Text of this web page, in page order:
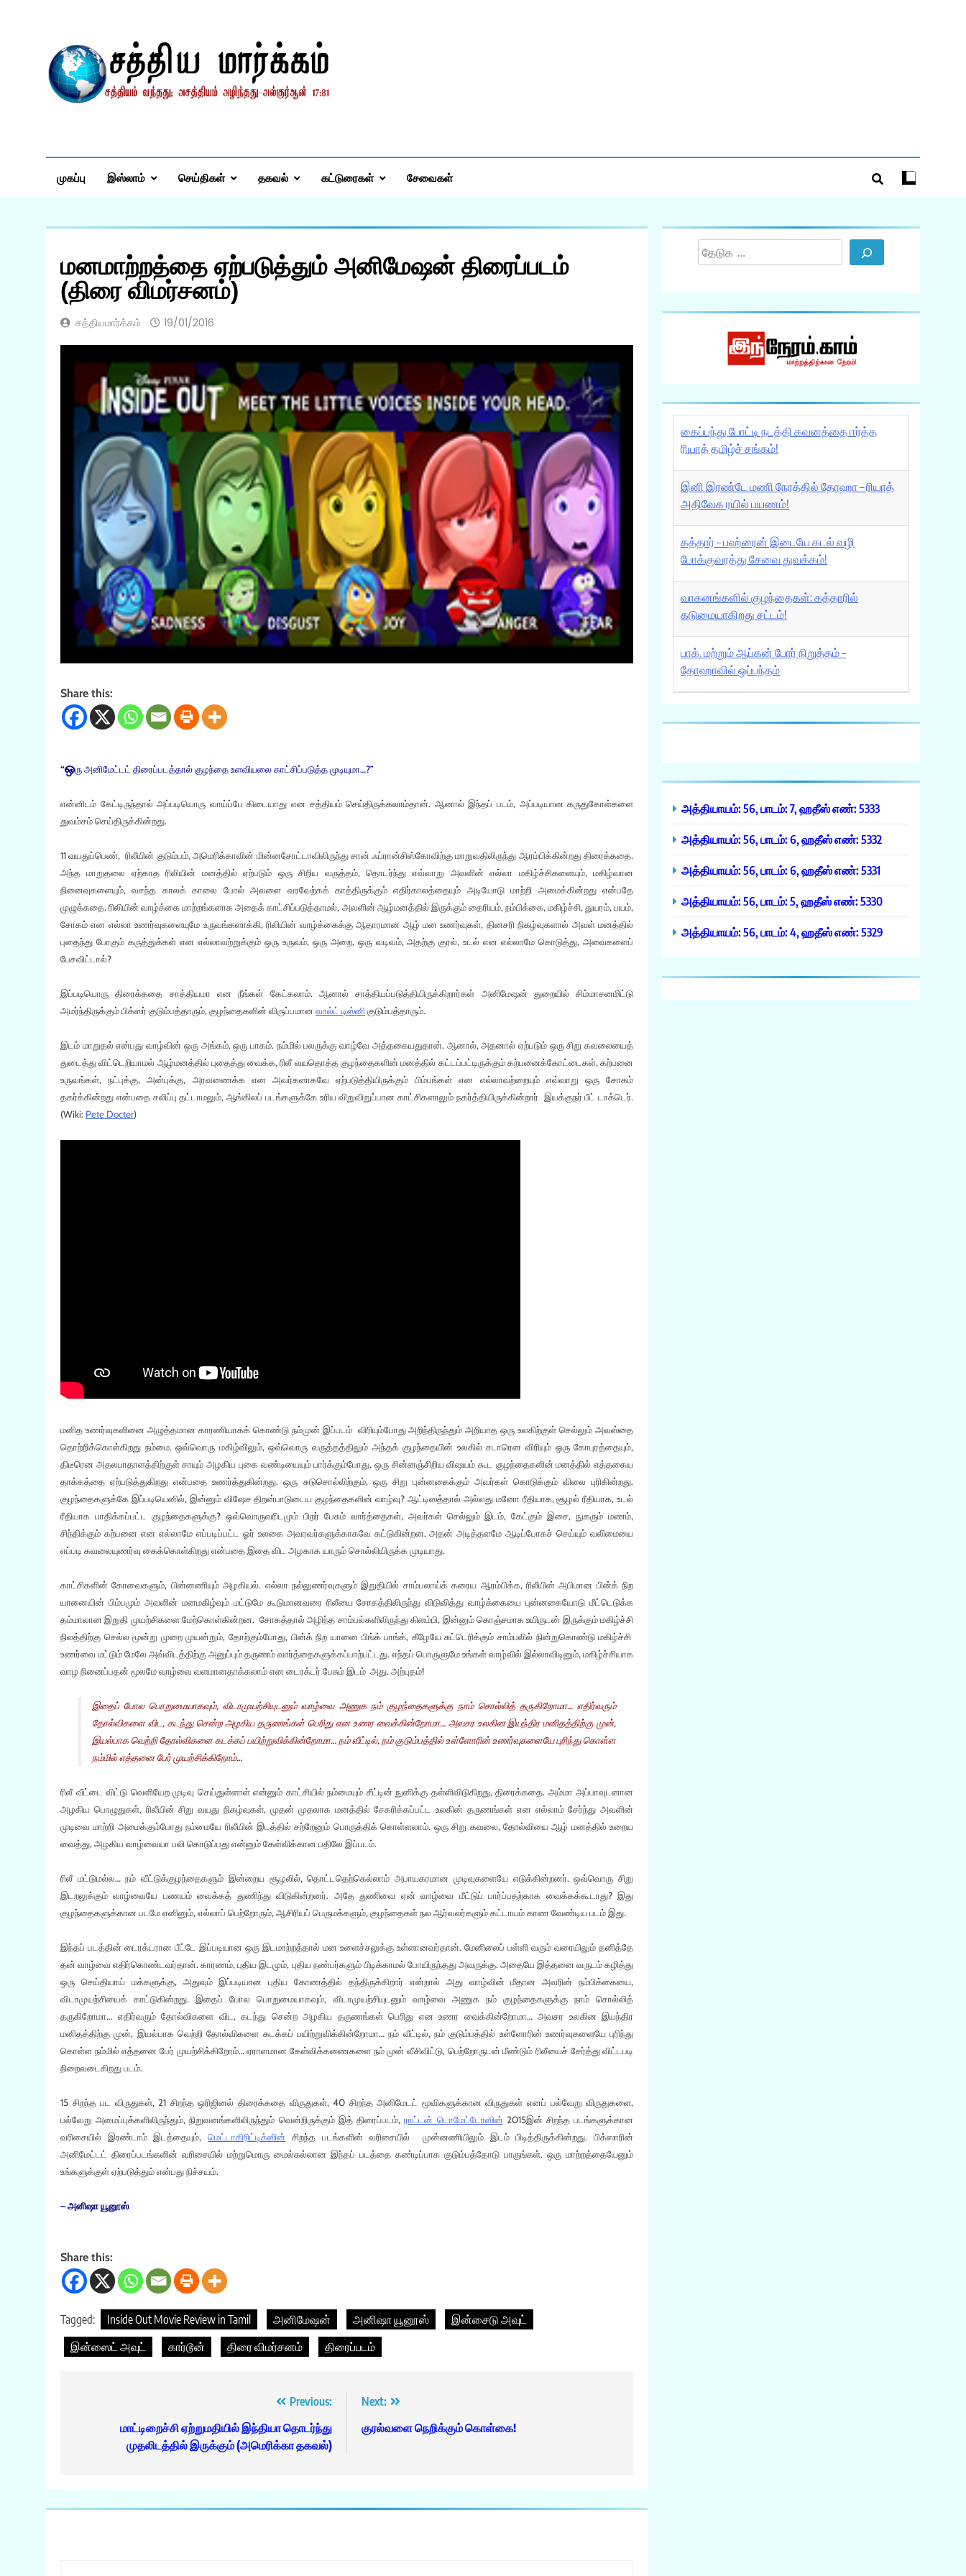
முகப்பு இஸ்லாம் செய்திகள் தகவல் கட்டுரைகள் சேவைகள்
மனமாற்றத்தை ஏற்படுத்தும் அனிமேஷன் திரைப்படம்
(திரை விமர்சனம்)
சத்தியமார்க்கம் 19/01/2016
Share this:
“ஒரு அனிமேட்டட் திரைப்படத்தால் குழந்தை உளவியலை காட்சிப்படுத்த முடியுமா…?”
என்னிடம் கேட்டிருந்தால் அப்படியொரு வாய்ப்பே கிடையாது என சத்தியம் செய்திருக்கலாம்தான். ஆனால் இந்தப் படம், அப்படியான கருதுகோள்களை
துவம்சம் செய்திருக்கின்றது.
11 வயதுப்பெண், ரிலீயின் குடும்பம், அமெரிக்காவின் மின்னசோட்டாவிலிருந்து சான் ஃப்ரான்சிஸ்கோவிற்கு மாறுவதிலிருந்து ஆரம்பிக்கின்றது திரைக்கதை.
அந்த மாறுதலை ஏற்காத ரிலியின் மனத்தில் ஏற்படும் ஒரு சிறிய வருத்தம், தொடர்ந்து எவ்வாறு அவளின் எல்லா மகிழ்ச்சிகளையும், மகிழ்வான
நினைவுகளையும், வசந்த காலக் காலை போல் அவளை வரவேற்கக் காத்திருக்கும் எதிர்காலத்தையும் அடியோடு மாற்றி அமைக்கின்றது என்பதே
முழுக்கதை. ரிலியின் வாழ்க்கை மாற்றங்களாக அதைக் காட்சிப்படுத்தாமல், அவளின் ஆழ்மனத்தில் இருக்கும் தைரியம், நம்பிக்கை, மகிழ்ச்சி, துயரம், பயம்,
சோகம் என எல்லா உணர்வுகளையுமே உருவங்களாக்கி, ரிலியின் வாழ்க்கைக்கு ஆதாரமான ஆழ் மன உணர்வுகள், தினசரி நிகழ்வுகளால் அவள் மனத்தில்
புதைந்து போகும் கருத்துக்கள் என எல்லாவற்றுக்கும் ஒரு உருவம், ஒரு அறை, ஒரு வடிவம், அதற்கு குரல், உடல் என எல்லாமே கொடுத்து, அவைகளைப்
பேசவிட்டால்?
இப்படியொரு திரைக்கதை சாத்தியமா என நீங்கள் கேட்கலாம். ஆனால் சாத்தியப்படுத்தியிருக்கிறார்கள் அனிமேஷன் துறையில் சிம்மாசனமிட்டு
அமர்ந்திருக்கும் பிக்ஸர் குடும்பத்தாரும், குழந்தைகளின் விருப்பமான வால்ட் டிஸ்னிகுடும்பத்தாரும்.
இடம் மாறுதல் என்பது வாழ்வின் ஒரு அங்கம். ஒரு பாகம். நம்மில் பலருக்கு வாழ்வே அத்தகையதுதான். ஆனால், அதனால் ஏற்படும் ஒரு சிறு கவலையைத்
துடைத்து விட்டெறியாமல் ஆழ்மனத்தில் புதைத்து வைக்க, ரிலீ வயதொத்த குழந்தைகளின் மனத்தில் கட்டப்பட்டிருக்கும் கற்பனைக்கோட்டைகள், கற்பனை
உருவங்கள், நட்புக்கு, அன்புக்கு, அரவணைக்க என அவர்களாகவே ஏற்படுத்தியிருக்கும் பிம்பங்கள் என எல்லாவற்றையும் எவ்வாறு ஒரு சோகம்
தகர்க்கின்றது என்பதை சலிப்பு தட்டாமலும், ஆங்கிலப் படங்களுக்கே உரிய விறுவிறுப்பான காட்சிகளாலும் நகர்த்தியிருக்கின்றார் இயக்குநர் பீட் டாக்டெர்.
(Wiki: Pete Docter)
மனித உணர்வுகளினை அழுத்தமான காரணியாகக் கொண்டு நம்முன் இப்படம் விரியும்போது அறிந்திருந்தும் அறியாத ஒரு உலகிற்குள் செல்லும் அவஸ்தை
தொற்றிக்கொள்கிறது நம்மை. ஒவ்வொரு மகிழ்விலும், ஒவ்வொரு வருத்தத்திலும் அந்தக் குழந்தையின் உலகில் சடாரென விரியும் ஒரு கோபுரத்தையும்,
திடீரென அதலபாதாளத்திற்குள் சாயும் அழகிய புகை வண்டியையும் பார்க்கும்போது, ஒரு சின்னஞ்சிறிய விஷயம் கூட குழந்தைகளின் மனத்தில் எத்தகைய
தாக்கத்தை ஏற்படுத்துகிறது என்பதை உணர்த்துகின்றது. ஒரு சுடுசொல்லிற்கும், ஒரு சிறு புன்னகைக்கும் அவர்கள் கொடுக்கும் விலை புரிகின்றது.
குழந்தைகளுக்கே இப்படியெனில், இன்னும் விஷேச திறன்பாடுடைய குழந்தைகளின் வாழ்வு? ஆட்டிஸத்தால் அல்லது மனோ ரீதியாக, சூழல் ரீதியாக, உடல்
ரீதியாக பாதிக்கப்பட்ட குழந்தைகளுக்கு? ஒவ்வொருவரிடமும் பிறர் பேசும் வார்த்தைகள், அவர்கள் செல்லும் இடம், கேட்கும் இசை, நுகரும் மணம்,
சிந்திக்கும் கற்பனை என எல்லாமே எப்படிப்பட்ட ஓர் உலகை அவரவர்களுக்காகவே கட்டுகின்றன, அதன் அடித்தளமே ஆடிப்போகச் செய்யும் வலிமையை
எப்படி கவலையுணர்வு கைக்கொள்கிறது என்பதை இதை விட அழகாக யாரும் சொல்லியிருக்க முடியாது.
காட்சிகளின் கோவைகளும், பின்னணியும் அழகியல். எல்லா நல்லுணர்வுகளும் இறுதியில் சாம்பலாய்க் கரைய ஆரம்பிக்க, ரிலீயின் அபிமான பின்க் நிற
யானையின் பிம்பமும் அவளின் மனமகிழ்வும் மட்டுமே கூடுமானவரை ரிலீயை சோகத்திலிருந்து விடுவித்து வாழ்க்கையை புன்னகையோடு மீட்டெடுக்க
தம்மாலான இறுதி முயற்சிகளை மேற்கொள்கின்றன. சோகத்தால் அழிந்த சாம்பல்களிலிருந்து கிளம்பி, இன்னும் கொஞ்சமாக உயிருடன் இருக்கும் மகிழ்ச்சி
நிலத்திற்கு செல்ல மூன்று முறை முயன்றும், தோற்கும்போது, பின்க் நிற யானை பிங்க் பாங்க், கீழேயே சுட்டெரிக்கும் சாம்பலில் நின்றுகொண்டு மகிழ்ச்சி
உணர்வை மட்டும் மேலே அவ்விடத்திற்கு அனுப்பும் தருணம் வார்த்தைகளுக்கப்பாற்பட்டது. எந்தப் பொருளுமே உங்கள் வாழ்வில் இல்லாவிடினும், மகிழ்ச்சியாக
வாழ நினைப்பதன் மூலமே வாழ்வை வளமானதாக்கலாம் என டைரக்டர் பேசும் இடம் அது. அற்புதம்!
இதைப் போல பொறுமையாகவும், விடாமுயற்சியுடனும் வாழ்வை அணுக நம் குழந்தைகளுக்கு நாம் சொல்லித் தருகிறோமா… எதிர்வரும்
தோல்விகளை விட, கடந்து சென்ற அழகிய தருணங்கள் பெரிது என உணர வைக்கின்றோமா… அவசர உலகின இயந்திர மனிதத்திற்கு முன்,
இயல்பாக வெற்றி தோல்விகளை கடக்கப் பயிற்றுவிக்கின்றோமா… நம் வீட்டில், நம் குடும்பத்தில் உள்ளோரின் உணர்வுகளையே புரிந்து கொள்ள
நம்மில் எத்தனை பேர் முயற்சிக்கிறோம்…
ரிலீ வீட்டை விட்டு வெளியேற முடிவு செய்துள்ளாள் என்னும் காட்சியில் நம்மையும் சீட்டின் நுனிக்கு தள்ளிவிடுகிறது, திரைக்கதை. அம்மா அப்பாவுடனான
அழகிய பொழுதுகள், ரிலீயின் சிறு வயது நிகழ்வுகள், முதன் முதலாக மனத்தில் சேகரிக்கப்பட்ட உலகின் தருணங்கள் என எல்லாம் சேர்ந்து அவளின்
முடிவை மாற்றி அமைக்கும்போது நம்மையே ரிலீயின் இடத்தில் சற்றேனும் பொருத்திக் கொள்ளலாம். ஒரு சிறு கவலை, தோல்வியை ஆழ் மனத்தில் உறைய
வைத்து, அழகிய வாழ்வையா பலி கொடுப்பது என்னும் கேள்விக்கான பதிலே இப்படம்.
ரிலீ மட்டுமல்ல… நம் வீட்டுக்குழந்தைகளும் இன்றைய சூழலில், தொட்டதெற்கெல்லாம் அபாயகரமான முடிவுகளையே எடுக்கின்றனர். ஒவ்வொரு சிறு
இடறலுக்கும் வாழ்வையே பணயம் வைக்கத் துணிந்து விடுகின்றனர். அதே துணிவை ஏன் வாழ்வை மீட்டுப் பார்ப்பதற்காக வைக்கக்கூடாது? இது
குழந்தைகளுக்கான படமே எனினும், எல்லாப் பெற்றோரும், ஆசிரியப் பெருமக்களும், குழந்தைகள் நல ஆர்வலர்களும் கட்டாயம் காண வேண்டிய படம் இது.
இந்தப் படத்தின் டைரக்டரான பீட்டே இப்படியான ஒரு இடமாற்றத்தால் மன உளைச்சலுக்கு உள்ளானவர்தான். மேனிலைப் பள்ளி வரும் வரையிலும் தனித்தே
தன் வாழ்வை எதிர்கொண்டவர்தான். காரணம், புதிய இடமும், புதிய நண்பர்களும் பிடிக்காமல் போயிருந்தது அவருக்கு. அதையே இத்தனை வருடம் கழித்து
ஒரு செய்தியாய் மக்களுக்கு, அதுவும் இப்படியான புதிய கோணத்தில் தந்திருக்கிறார் என்றால் அது வாழ்வின் மீதான அவரின் நம்பிக்கையை,
விடாமுயற்சியைக் காட்டுகின்றது. இதைப் போல பொறுமையாகவும், விடாமுயற்சியுடனும் வாழ்வை அணுக நம் குழந்தைகளுக்கு நாம் சொல்லித்
தருகிறோமா… எதிர்வரும் தோல்விகளை விட, கடந்து சென்ற அழகிய தருணங்கள் பெரிது என உணர வைக்கின்றோமா… அவசர உலகின இயந்திர
மனிதத்திற்கு முன், இயல்பாக வெற்றி தோல்விகளை கடக்கப் பயிற்றுவிக்கின்றோமா… நம் வீட்டில், நம் குடும்பத்தில் உள்ளோரின் உணர்வுகளையே புரிந்து
கொள்ள நம்மில் எத்தனை பேர் முயற்சிக்கிறோம்… ஏராளமான கேள்விக்கணைகளை நம் முன் வீசிவிட்டு, பெற்றோருடன் மீண்டும் ரிலீயைச் சேர்த்து விட்டபடி
நிறைவடைகிறது படம்.
15 சிறந்த பட விருதுகள், 21 சிறந்த ஒரிஜினல் திரைக்கதை விருதுகள், 40 சிறந்த அனிமேடட் மூவிகளுக்கான விருதுகள் எனப் பல்வேறு விருதுகளை,
பல்வேறு அமைப்புக்களிலிருந்தும், நிறுவனங்களிலிருந்தும் வென்றிருக்கும் இத் திரைப்படம்,ராட்டன் டொமேட்டோஸின் 2015இன் சிறந்த படங்களுக்கான
வரிசையில் இரண்டாம் இடத்தையும்,மெட்டாகிரிட்டிக்ஸின் சிறந்த படங்களின் வரிசையில் முன்னணியிலும் இடம் பிடித்திருக்கின்றது. பிக்ஸாரின்
அனிமேட்டட் திரைப்படங்களின் வரிசையில் மற்றுமொரு மைல்கல்லான இந்தப் படத்தை கண்டிப்பாக குடும்பத்தோடு பாருங்கள். ஒரு மாற்றத்தையேனும்
உங்களுக்குள் ஏற்படுத்தும் என்பது நிச்சயம்.
– அனிஷா யூனூஸ்
Share this:
Tagged: Inside Out Movie Review in Tamil அனிமேஷன் அனிஷா யூனூஸ்
இன்சைடு அவுட்
இன்ஸைட் அவுட்
கார்டூன் திரை விமர்சனம் திரைப்படம்
navigation
Previous:
மாட்டிறைச்சி ஏற்றுமதியில் இந்தியா தொடர்ந்து
முதலிடத்தில் இருக்கும் (அமெரிக்கா தகவல்)
Next:
குரல்வளை நெறிக்கும் கொள்கை!
Search
கைப்பந்து போட்டி நடத்தி கவனத்தை ஈர்த்த
ரியாத் தமிழ்ச் சங்கம்!
இனி இரண்டே மணி நேரத்தில் தோஹா – ரியாத்
அதிவேக ரயில் பயணம்!
கத்தார் – பஹ்ரைன் இடையே கடல் வழி
போக்குவரத்து சேவை துவக்கம்!
வாகனங்களில் குழந்தைகள்: கத்தாரில்
கடுமையாகிறது சட்டம்!
பாக். மற்றும் ஆப்கன் போர் நிறுத்தம் –
தோஹாவில் ஒப்பந்தம்
அத்தியாயம்: 56, பாடம்: 7, ஹதீஸ் எண்: 5333
அத்தியாயம்: 56, பாடம்: 6, ஹதீஸ் எண்: 5332
அத்தியாயம்: 56, பாடம்: 6, ஹதீஸ் எண்: 5331
அத்தியாயம்: 56, பாடம்: 5, ஹதீஸ் எண்: 5330
அத்தியாயம்: 56, பாடம்: 4, ஹதீஸ் எண்: 5329